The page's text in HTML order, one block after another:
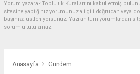
Yorum yazarak Topluluk Kuralları’nı kabul etmiş
sitesine yaptığınız yorumunuzla ilgili doğrudan veya
başınıza üstleniyorsunuz. Yazılan tüm yorumlardan
sorumlu tutulamaz.
Anasayfa Gündem